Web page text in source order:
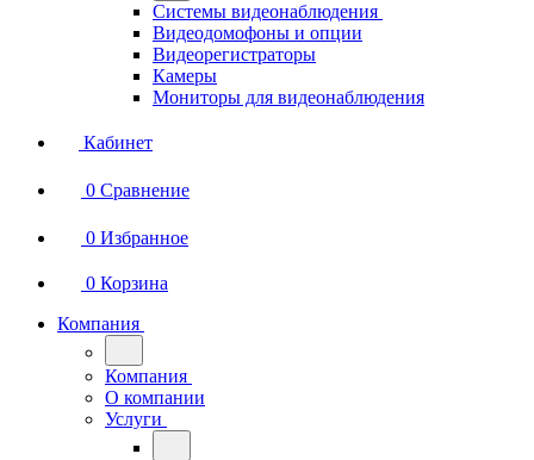
Системы видеонаблюдения
Видеодомофоны и опции
Видеорегистраторы
Камеры
Мониторы для видеонаблюдения
Кабинет
0 Сравнение
0 Избранное
0 Корзина
Компания
Компания
О компании
Услуги